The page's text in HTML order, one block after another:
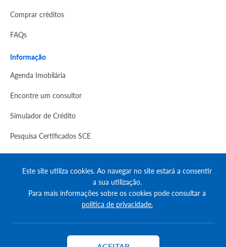
Comprar créditos
FAQs
Informação
Agenda Imobilária
Encontre um consultor
Simulador de Crédito
Pesquisa Certificados SCE
© Copyright 2023 | CASACERTA. All rights reserved
Este site utiliza cookies. Ao navegar no site estará a consentir
a sua utilização.
Para mais informações sobre os cookies pode consultar a
política de privacidade.